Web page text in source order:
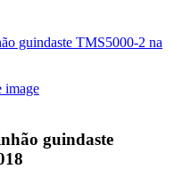
guindaste TMS5000-2 na
image
guindaste